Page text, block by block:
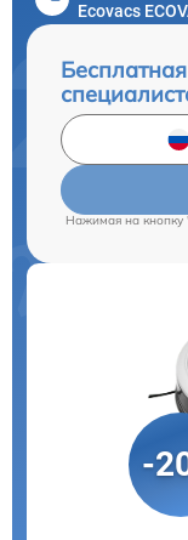
Ecovacs
Нажимая на кнопку
-